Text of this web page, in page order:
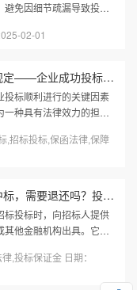
避免因细节疏漏导致投标
...
02-01
【问答】投标保函期限规定——企业成功投标的关键保障
投标顺利进行的关键因素
种具有法律效力的担保
...,招标投标,保函法律,保障
【问答】投标保函没有中标，需要退还吗？投标保函的常见误区与应...
标投标时，向招标人提供
其他金融机构出具。它的
...,投标保证金 日期：